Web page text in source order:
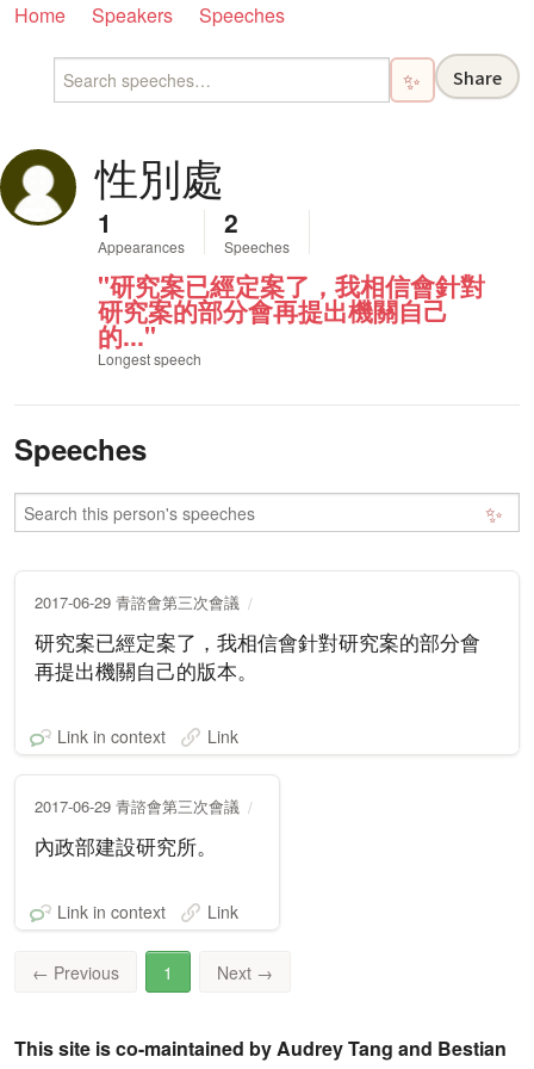
Home Speakers Speeches
✨ Share
性別處
1
Appearances
2
Speeches
"研究案已經定案了，我相信會針對
研究案的部分會再提出機關自己
的..."
Longest speech
Speeches
✨
2017-06-29 青諮會第三次會議
研究案已經定案了，我相信會針對研究案的部分會
再提出機關自己的版本。
Link in context Link
2017-06-29 青諮會第三次會議
內政部建設研究所。
Link in context Link
← Previous 1 Next →
This site is co-maintained by Audrey Tang and Bestian